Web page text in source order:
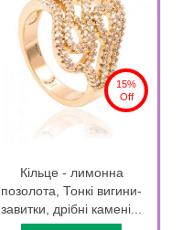
15%
Off
Кільце - лимонна
позолота, Тонкі вигини-
завитки, дрібні камені...